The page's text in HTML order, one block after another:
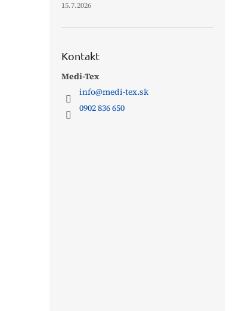
15.7.2026
Kontakt
Medi-Tex
info@medi-tex.sk
0902 836 650